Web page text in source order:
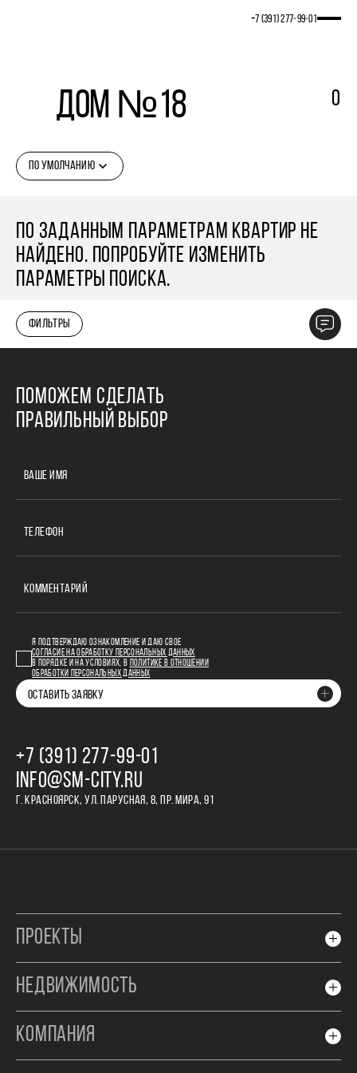
+7 (391) 277‒99‒01
Дом №18 0
ФИЛЬТРЫ
ПО УМОЛЧАНИЮ
ПО ЗАДАННЫМ ПАРАМЕТРАМ КВАРТИР НЕ
НАЙДЕНО. ПОПРОБУЙТЕ ИЗМЕНИТЬ
ПАРАМЕТРЫ ПОИСКА.
ПОМОЖЕМ СДЕЛАТЬ
ПРАВИЛЬНЫЙ ВЫБОР
ВАШЕ ИМЯ
ТЕЛЕФОН
КОММЕНТАРИЙ
Я ПОДТВЕРЖДАЮ ОЗНАКОМЛЕНИЕ И ДАЮ СВОЕ
СОГЛАСИЕ НА ОБРАБОТКУ ПЕРСОНАЛЬНЫХ ДАННЫХ
В ПОРЯДКЕ И НА УСЛОВИЯХ, В
ПОЛИТИКЕ В ОТНОШЕНИИ
ОБРАБОТКИ ПЕРСОНАЛЬНЫХ ДАННЫХ
ОСТАВИТЬ ЗАЯВКУ
+7 (391) 277‒99‒01
INFO@SM-CITY.RU
Г. КРАСНОЯРСК, УЛ. ПАРУСНАЯ, 8, ПР. МИРА, 91
ПРОЕКТЫ
НЕДВИЖИМОСТЬ
КОМПАНИЯ